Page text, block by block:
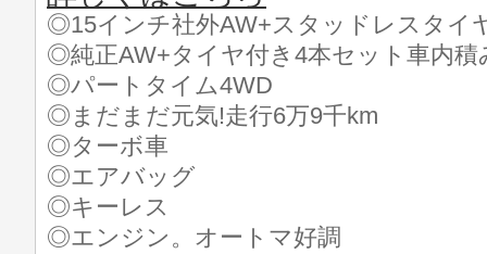
◎15インチ社外AW+スタッドレスタイ
◎純正AW+タイヤ付き4本セット車内積
◎パートタイム4WD
◎まだまだ元気!走行6万9千km
◎ターボ車
◎エアバッグ
◎キーレス
◎エンジン。オートマ好調